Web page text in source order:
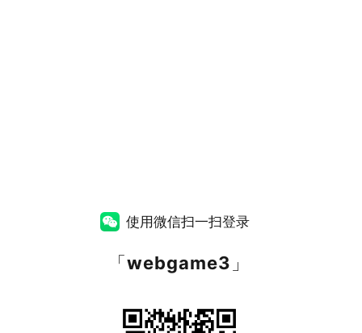
使用微信扫一扫登录
「webgame3 」